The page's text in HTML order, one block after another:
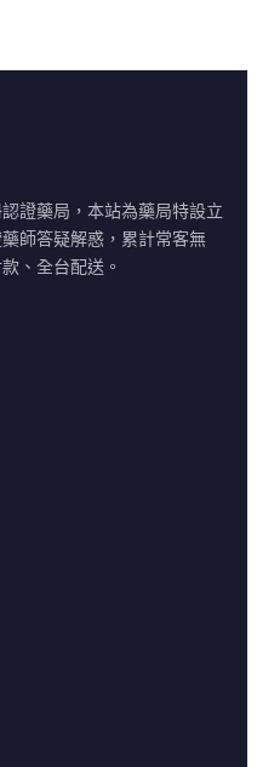
證藥局，本站為藥局特設立
師答疑解惑，累計常客無
、全台配送。